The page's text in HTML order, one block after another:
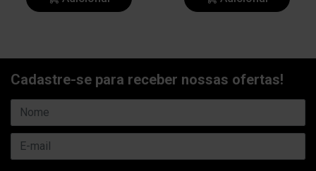
Cadastre-se para receber nossas ofertas!